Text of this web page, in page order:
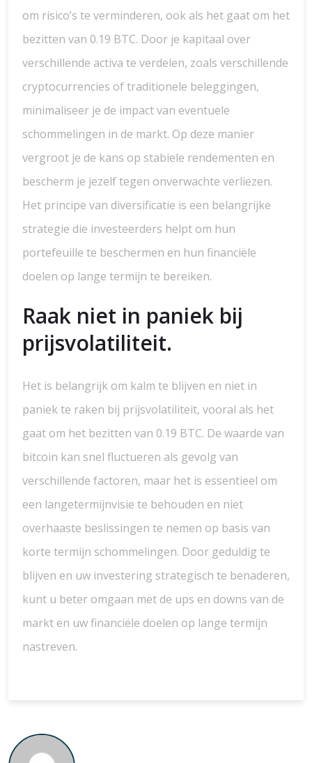
om risico’s te verminderen, ook als het gaat om het
bezitten van 0.19 BTC. Door je kapitaal over
verschillende activa te verdelen, zoals verschillende
cryptocurrencies of traditionele beleggingen,
minimaliseer je de impact van eventuele
schommelingen in de markt. Op deze manier
vergroot je de kans op stabiele rendementen en
bescherm je jezelf tegen onverwachte verliezen.
Het principe van diversificatie is een belangrijke
strategie die investeerders helpt om hun
portefeuille te beschermen en hun financiële
doelen op lange termijn te bereiken.
Raak niet in paniek bij
prijsvolatiliteit.
Het is belangrijk om kalm te blijven en niet in
paniek te raken bij prijsvolatiliteit, vooral als het
gaat om het bezitten van 0.19 BTC. De waarde van
bitcoin kan snel fluctueren als gevolg van
verschillende factoren, maar het is essentieel om
een langetermijnvisie te behouden en niet
overhaaste beslissingen te nemen op basis van
korte termijn schommelingen. Door geduldig te
blijven en uw investering strategisch te benaderen,
kunt u beter omgaan met de ups en downs van de
markt en uw financiële doelen op lange termijn
nastreven.